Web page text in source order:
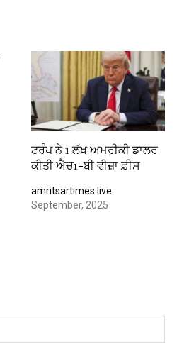
ਟਰੰਪ ਨੇ 1 ਲੱਖ ਅਮਰੀਕੀ ਡਾਲਰ
ਕੀਤੀ ਐਚ1-ਬੀ ਵੀਜ਼ਾ ਫ਼ੀਸ
amritsartimes.live
September, 2025